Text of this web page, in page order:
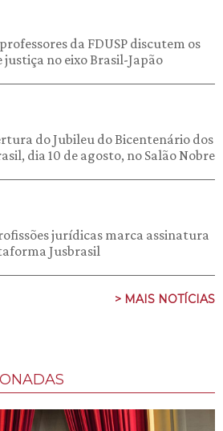
da FDUSP discutem os
justiça no eixo Brasil-Japão
do Jubileu do Bicentenário dos
dia 10 de agosto, no Salão Nobre
jurídicas marca assinatura
Jusbrasil
> MAIS NOTÍCIAS